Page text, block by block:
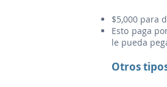
$5,000 para
Esto paga
le pueda
Otros